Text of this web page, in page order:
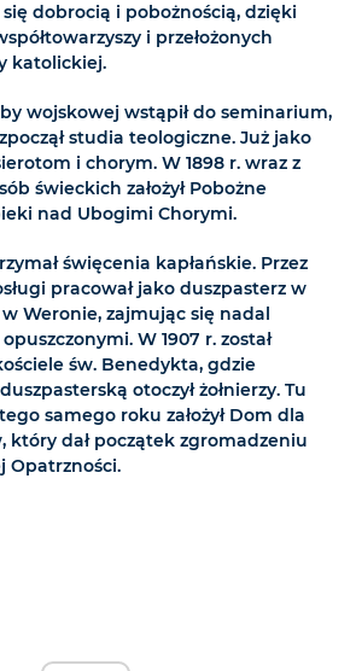
dobrocią i pobożnością, dzięki
i przełożonych
katolickiej.
wojskowej wstąpił do seminarium,
studia teologiczne. Już jako
i chorym. W 1898 r. wraz z
świeckich założył Pobożne
nad Ubogimi Chorymi.
święcenia kapłańskie. Przez
pracował jako duszpasterz w
Weronie, zajmując się nadal
W 1907 r. został
św. Benedykta, gdzie
otoczył żołnierzy. Tu
samego roku założył Dom dla
który dał początek zgromadzeniu
Opatrzności.